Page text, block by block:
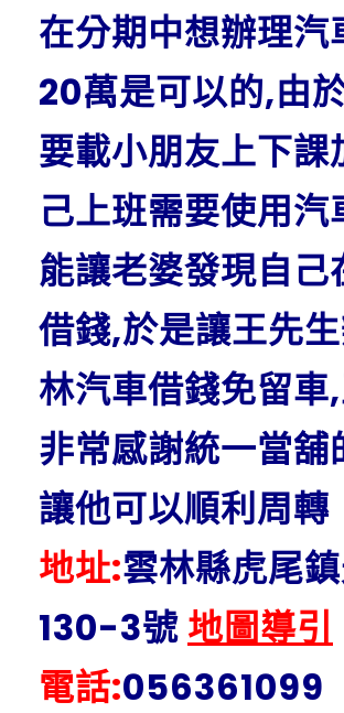
在分期中想辦理汽
20萬是可以的,由
要載小朋友上下課
己上班需要使用汽
能讓老婆發現自己
借錢,於是讓王先
林汽車借錢免留車
非常感謝統一當舖
讓他可以順利周轉
地址:雲林縣虎尾
130-3號 地圖導引
電話:056361099